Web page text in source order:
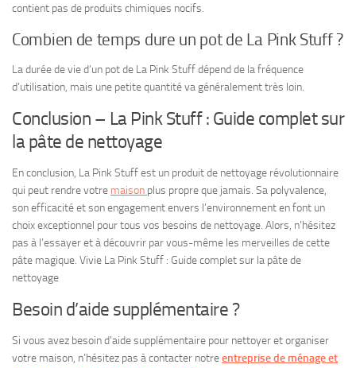
contient pas de produits chimiques nocifs.
Combien de temps dure un pot de La Pink Stuff ?
La durée de vie d’un pot de La Pink Stuff dépend de la fréquence
d’utilisation, mais une petite quantité va généralement très loin.
Conclusion – La Pink Stuff : Guide complet sur
la pâte de nettoyage
En conclusion, La Pink Stuff est un produit de nettoyage révolutionnaire
qui peut rendre votre maison plus propre que jamais. Sa polyvalence,
son efficacité et son engagement envers l’environnement en font un
choix exceptionnel pour tous vos besoins de nettoyage. Alors, n’hésitez
pas à l’essayer et à découvrir par vous-même les merveilles de cette
pâte magique. Vivie La Pink Stuff : Guide complet sur la pâte de
nettoyage
Besoin d’aide supplémentaire ?
Si vous avez besoin d’aide supplémentaire pour nettoyer et organiser
votre maison, n’hésitez pas à contacter notreentreprise de ménage et